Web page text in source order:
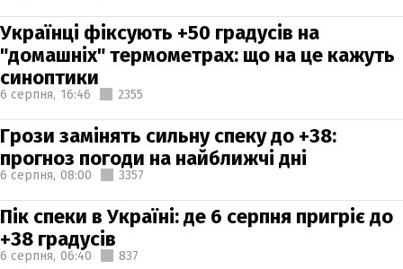
Українці фіксують +50 градусів на
"домашніх" термометрах: що на це кажуть
синоптики
6 серпня, 16:46 2355
Грози замінять сильну спеку до +38:
прогноз погоди на найближчі дні
6 серпня, 08:00 3357
Пік спеки в Україні: де 6 серпня пригріє до
+38 градусів
6 серпня, 06:40 837